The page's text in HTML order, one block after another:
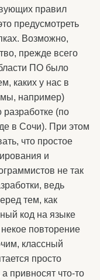
правил
предусмотреть
Возможно,
прежде всего
ПО было
каких у нас в
например)
разработке (по
в Сочи). При этом
что простое
и
не так
ведь
тем, как
код на языке
повторение
классный
просто
привносят что-то